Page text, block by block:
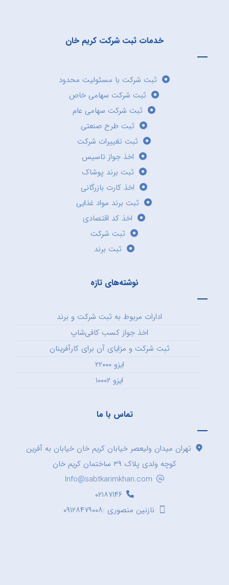
خدمات ثبت شرکت کریم خان
ثبت شرکت با مسئولیت محدود
ثبت شرکت سهامی خاص
ثبت شرکت سهامی عام
ثبت طرح صنعتی
ثبت تغییرات شرکت
اخذ جواز تاسیس
ثبت برند پوشاک
اخذ کارت بازرگانی
ثبت برند مواد غذایی
اخذ کد اقتصادی
ثبت شرکت
ثبت برند
نوشته‌های تازه
ادارات مربوط به ثبت شرکت و برند
اخذ جواز کسب کافی‌شاپ
ثبت شرکت و مزایای آن برای کارآفرینان
ایزو ۲۲۰۰۰
ایزو ۱۰۰۰۲
تماس با ما
تهران میدان ولیعصر خیابان کریم خان خیابان به آفرین
کوچه ولدی پلاک ۳۹ ساختمان کریم خان
Info@sabtkarimkhan.com
۰۲۱۸۷۱۴۶
نازنین منصوری :۰۹۱۲۸۴۷۹۰۰۸